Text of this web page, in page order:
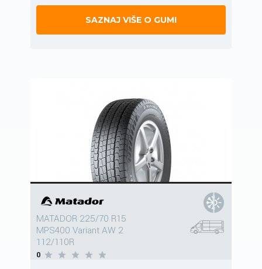
SAZNAJ VIŠE O GUMI
MATADOR 225/70 R15
MPS400 Variant AW 2
112/110R
0